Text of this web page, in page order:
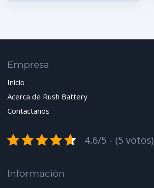
Empresa
Inicio
Acerca de Rush Battery
Contactanos
4.6/5 - (5 votos)
Información